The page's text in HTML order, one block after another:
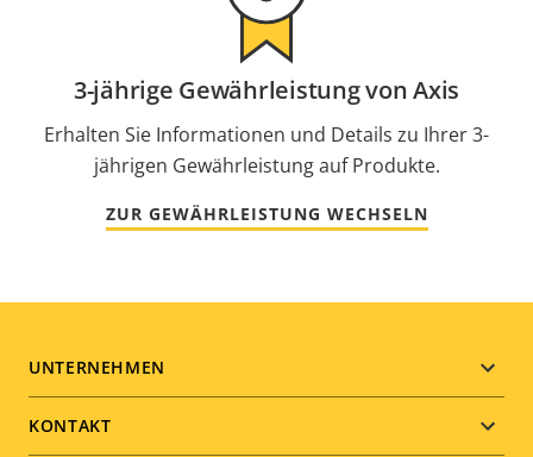
3-jährige Gewährleistung von Axis
Erhalten Sie Informationen und Details zu Ihrer 3-
jährigen Gewährleistung auf Produkte.
ZUR GEWÄHRLEISTUNG WECHSELN
Footer
menu
UNTERNEHMEN
KONTAKT